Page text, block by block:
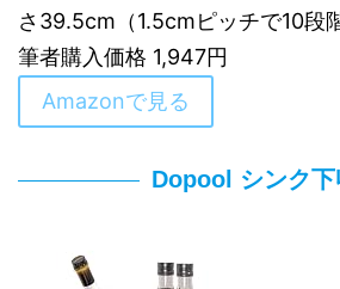
さ39.5cm（1.5cmピッチで10段
筆者購入価格 1,947円
Amazonで見る
Dopool シンク下